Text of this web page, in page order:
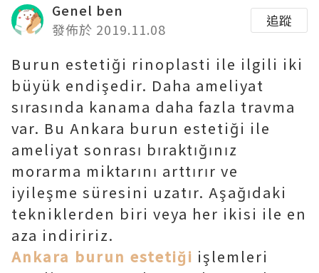
Genel ben
發佈於 2019.11.08
追蹤
Burun estetiği rinoplasti ile ilgili iki
büyük endişedir. Daha ameliyat
sırasında kanama daha fazla travma
var. Bu Ankara burun estetiği ile
ameliyat sonrası bıraktığınız
morarma miktarını arttırır ve
iyileşme süresini uzatır. Aşağıdaki
tekniklerden biri veya her ikisi ile en
aza indiririz.
Ankara burun estetiği işlemleri